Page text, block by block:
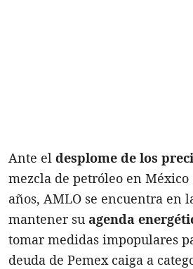
Ante el desplome de los
mezcla de petróleo en
años, AMLO se encuentra en
mantener su agenda
tomar medidas impopulares
deuda de Pemex caiga a